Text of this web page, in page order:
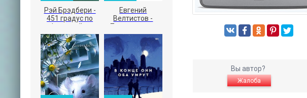
Вы автор?
Жалоба
Рэй Брэдбери -
451 градус по
Фаренгейту
Евгений
Велтистов -
Приключения
Электроника